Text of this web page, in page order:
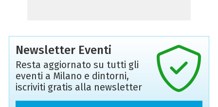
Newsletter Eventi
Resta aggiornato su tutti gli
eventi a Milano e dintorni,
iscriviti gratis alla newsletter